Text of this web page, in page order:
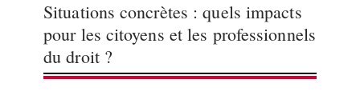
Situations concrètes : quels impacts
pour les citoyens et les professionnels
du droit ?